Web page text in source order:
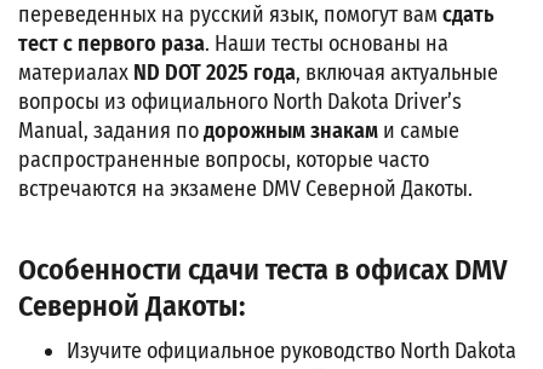
переведенных на русский язык, помогут вам сдать
тест с первого раза. Наши тесты основаны на
материалах ND DOT 2025 года, включая актуальные
вопросы из официального North Dakota Driver’s
Manual, задания подорожным знакам и самые
распространенные вопросы, которые часто
встречаются на экзамене DMV Северной Дакоты.
Особенности сдачи теста в офисах DMV
Северной Дакоты:
Изучите официальное руководство North Dakota